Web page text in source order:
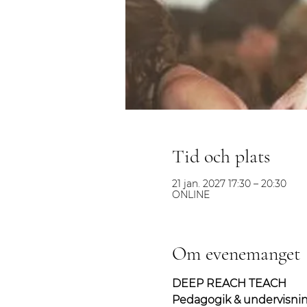
Tid och plats
21 jan. 2027 17:30 – 20:30
ONLINE
Om evenemanget
DEEP REACH TEACH
Pedagogik &